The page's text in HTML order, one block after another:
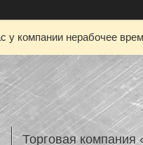
у компании нерабочее
Торговая компания